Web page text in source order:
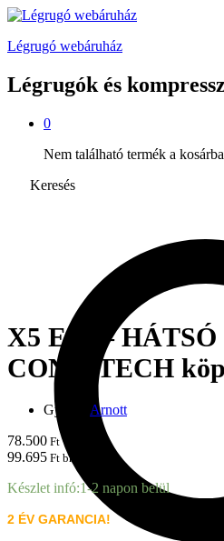
Légrugó webáruház
Légrugók és
0
Nem található termék a
Keresés
X5 E70 – HÁTSÓ
CONTITECH
Gyártó: Arnott
78.500 Ft + ÁFA
99.695 Ft brutto
Készlet infó:1-2 napon belül
2 ÉV GARANCIA!